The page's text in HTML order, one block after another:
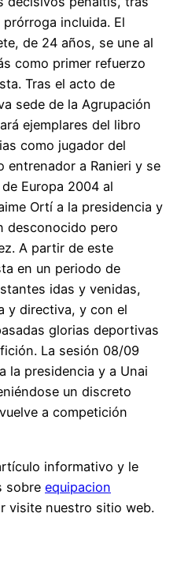
incluida. El
de 24 años, se une al
como primer refuerzo
Tras el acto de
sede de la Agrupación
ejemplares del libro
como jugador del
entrenador a Ranieri y se
Europa 2004 al
Ortí a la presidencia y
desconocido pero
A partir de este
en un periodo de
idas y venidas,
y directiva, y con el
glorias deportivas
La sesión 08/09
la presidencia y a Unai
un discreto
a competición
informativo y le
sobre equipacion
visite nuestro sitio web.